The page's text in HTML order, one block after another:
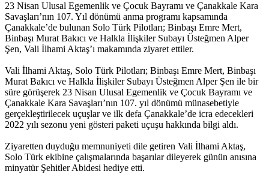
23 Nisan Ulusal Egemenlik ve Çocuk Bayramı ve Çanakkale Kara
Savaşları’nın 107. Yıl dönümü anma programı kapsamında
Çanakkale’de bulunan Solo Türk Pilotları; Binbaşı Emre Mert,
Binbaşı Murat Bakıcı ve Halkla İlişkiler Subayı Üsteğmen Alper
Şen, Vali İlhami Aktaş’ı makamında ziyaret ettiler.
Vali İlhami Aktaş, Solo Türk Pilotları; Binbaşı Emre Mert, Binbaşı
Murat Bakıcı ve Halkla İlişkiler Subayı Üsteğmen Alper Şen ile bir
süre görüşerek 23 Nisan Ulusal Egemenlik ve Çocuk Bayramı ve
Çanakkale Kara Savaşları’nın 107. yıl dönümü münasebetiyle
gerçekleştirilecek uçuşlar ve ilk defa Çanakkale’de icra edecekleri
2022 yılı sezonu yeni gösteri paketi uçuşu hakkında bilgi aldı.
Ziyaretten duyduğu memnuniyeti dile getiren Vali İlhami Aktaş,
Solo Türk ekibine çalışmalarında başarılar dileyerek günün anısına
minyatür Şehitler Abidesi hediye etti.